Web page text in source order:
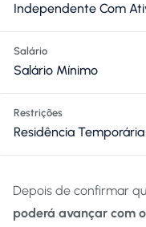
Independente Com
Salário
Salário Mínimo
Restrições
Residência
Depois de confirmar
poderá avançar com